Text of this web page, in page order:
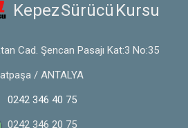
Kepez Sürücü Kursu
Cad. Şencan Pasajı Kat:3 No:35
/ ANTALYA
0242 346 40 75
0242 346 20 75